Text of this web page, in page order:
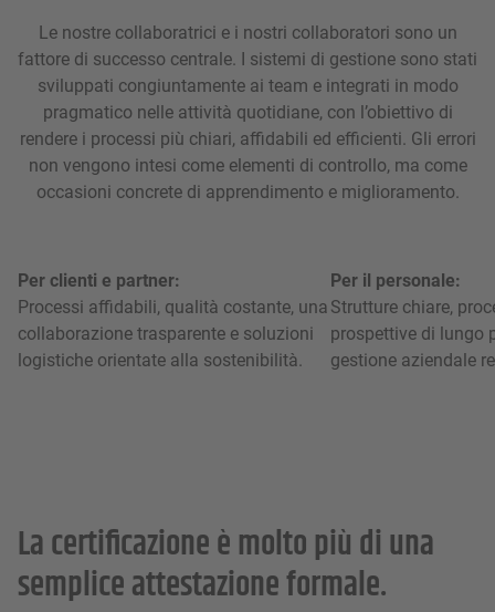
Le nostre collaboratrici e i nostri collaboratori sono un
fattore di successo centrale. I sistemi di gestione sono stati
sviluppati congiuntamente ai team e integrati in modo
pragmatico nelle attività quotidiane, con l’obiettivo di
rendere i processi più chiari, affidabili ed efficienti. Gli errori
non vengono intesi come elementi di controllo, ma come
occasioni concrete di apprendimento e miglioramento.
Per clienti e partner:
Processi affidabili, qualità costante, una
collaborazione trasparente e soluzioni
logistiche orientate alla sostenibilità.
Per il personale:
Strutture chiare,
prospettive di lungo
gestione aziendale
La certificazione è molto più di una
semplice attestazione formale.